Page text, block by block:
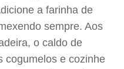
a farinha de
sempre. Aos
o caldo de
cogumelos e cozinhe